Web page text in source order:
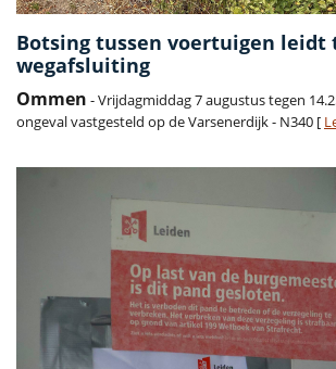
Botsing tussen voertuigen leidt
wegafsluiting
Ommen - Vrijdagmiddag 7 augustus tegen
ongeval vastgesteld op de Varsenerdijk - N340 [